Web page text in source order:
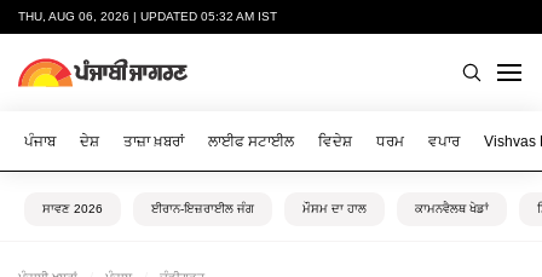
THU, AUG 06, 2026 | UPDATED 05:32 AM IST
ਪੰਜਾਬ ਦੇਸ਼ ਤਾਜ਼ਾ ਖ਼ਬਰਾਂ ਲਾਈਫ ਸਟਾਈਲ ਵਿਦੇਸ਼ ਧਰਮ ਵਪਾਰ Vishvas
ਸਾਵਣ 2026 ਈਰਾਨ-ਇਜ਼ਰਾਈਲ ਜੰਗ ਮੌਸਮ ਦਾ ਹਾਲ ਕਾਮਨਵੈਲਥ ਖੇਡਾਂ